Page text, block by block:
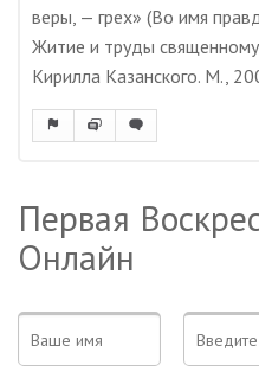
веры, — грех» (Во имя
Житие и труды
Кирилла Казанского. М.,
Первая
Онлайн